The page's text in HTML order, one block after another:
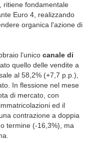
ritiene fondamentale
Euro 4, realizzando
organica l'azione di
l’unico canale di
quello delle vendite a
al 58,2% (+7,7 p.p.),
In flessione nel mese
di mercato, con
ed il
contrazione a doppia
termine (-16,3%), ma